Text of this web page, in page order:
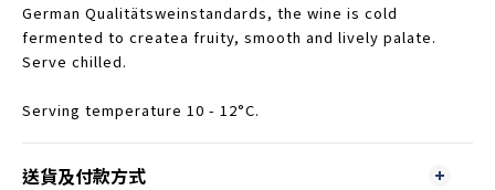
German Qualitätsweinstandards, the wine is cold
fermented to createa fruity, smooth and lively palate.
Serve chilled.
Serving temperature 10 - 12°C.
送貨及付款方式